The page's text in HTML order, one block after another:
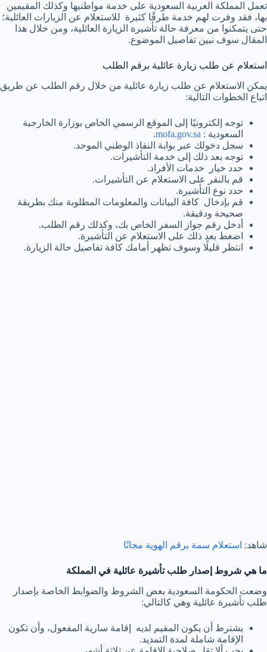
تعمل المملكة العربية السعودية على خدمة مواطنيها وكذلك المقيمين
بها، فقد وفرت لهم خدمة طرقًا كثيرة للاستعلام عن الزيارات العائلية؛
حتى يتمكنوا من معرفة حالة تأشيرة الزيارة العائلية، ومن خلال هذا
المقال سوف نبين تفاصيل الموضوع.
استعلام عن طلب زيارة عائلية برقم الطلب
يمكن الاستعلام عن طلب زيارة عائلية من خلال رقم الطلب عن طريق
اتباع الخطوات التالية:
توجه إلكترونيًا إلى الموقع الرسمي الخاص بوزارة الخارجية
السعودية : mofa.gov.sa
.
سجل دخولك عبر بوابة النفاذ الوطني الموحد.
توجه بعد ذلك إلى خدمة التأشيرات.
حدد خيار خدمات الأفراد.
قم بالنقر على الاستعلام عن التأشيرات.
حدد نوع التأشيرة.
قم بإدخال كافة البيانات والمعلومات المطلوبة منك بطريقة
صحيحة ودقيقة.
أدخل رقم جواز السفر الخاص بك، وكذلك رقم الطلب.
اضغط بعد ذلك على الاستعلام عن التأشيرة.
انتظر قليلًا وسوف تظهر أمامك كافة تفاصيل حالة الزيارة.
شاهد: استعلام سمة برقم الهوية مجانًا
ما هي شروط إصدار طلب تأشيرة عائلية في المملكة
وضعت الحكومة السعودية بعض الشروط والضوابط الخاصة بإصدار
طلب تأشيرة عائلية وهي كالتالي:
يشترط أن يكون المقيم لديه إقامة سارية المفعول، وأن تكون
الإقامة شاملة لمدة التمديد.